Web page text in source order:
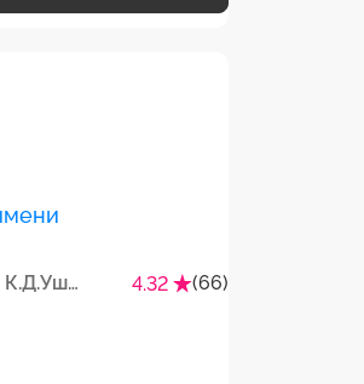
АНО "НИУДПО имени К.Д.Ушинского" 4.32
(66)